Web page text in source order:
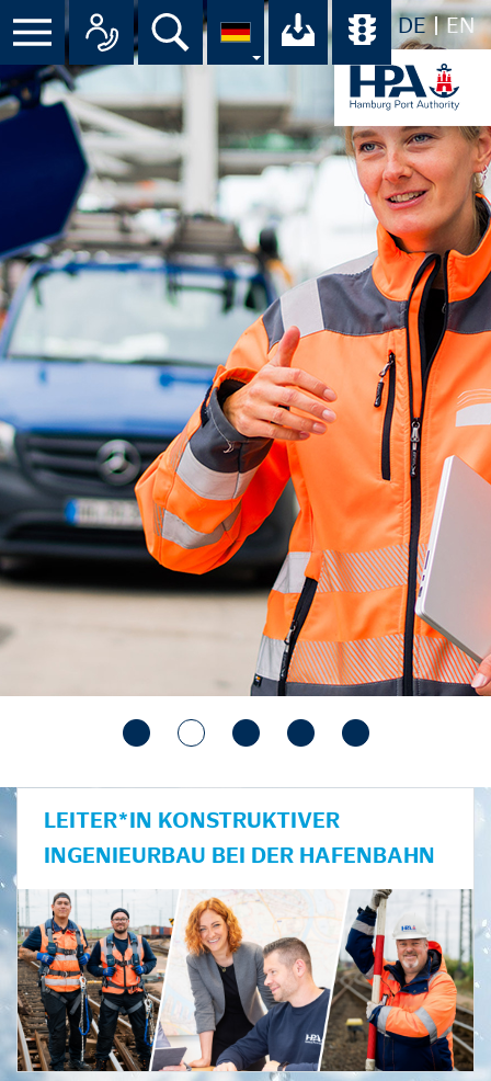
DE EN
Menü Alle Ansprechpartner im
Suche Ihr Download-
LEITER*IN KONSTRUKTIVER
INGENIEURBAU BEI DER HAFENBAHN